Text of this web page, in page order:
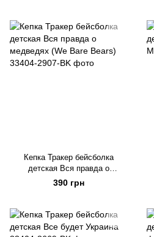
Кепка Тракер бейсболка
детская Вся правда о
медведях (We Bare Bears)
390 грн